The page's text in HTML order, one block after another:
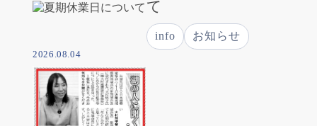
て
info お知らせ
2026.08.04